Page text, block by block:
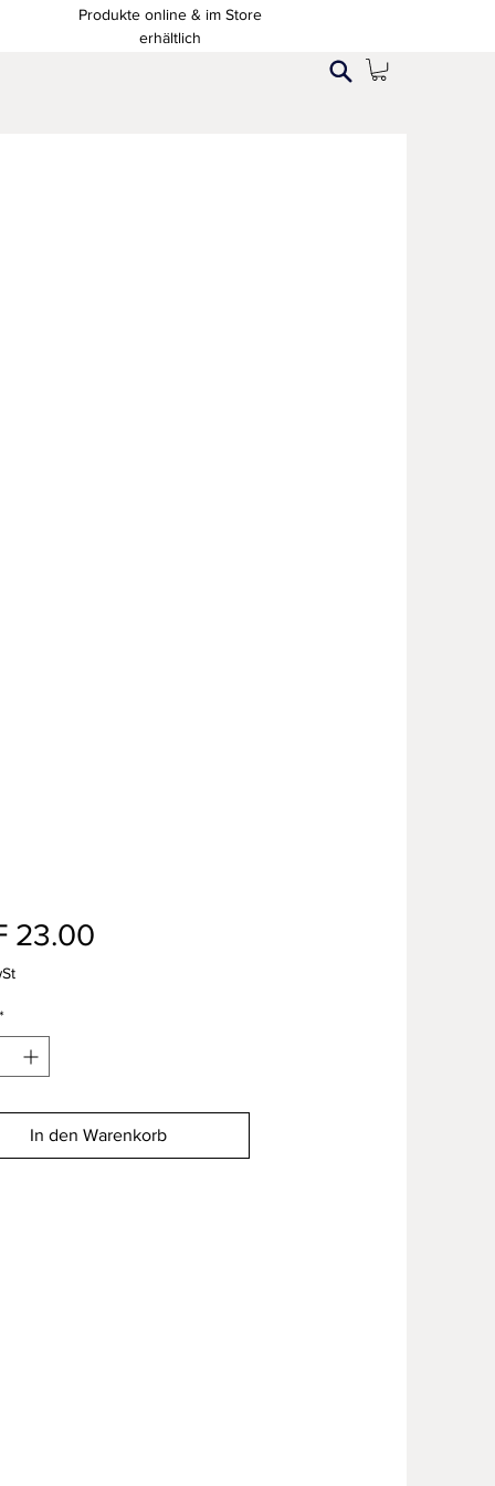
Produkte online & im Store
erhältlich
23.00Preis
In den Warenkorb